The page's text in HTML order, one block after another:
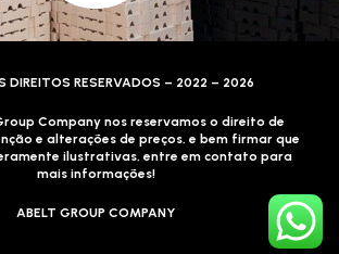
DIREITOS RESERVADOS – 2022 – 2026
Company nos reservamos o direito de
e alterações de preços, e bem firmar que
ilustrativas, entre em contato para
mais informações!
ABELT GROUP COMPANY